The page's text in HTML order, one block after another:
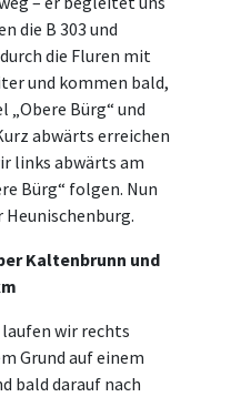
die B 303 und
die Fluren mit
und kommen bald,
„Obere Bürg“ und
abwärts erreichen
links abwärts am
Bürg“ folgen. Nun
Kaltenbrunn und
wir rechts
Grund auf einem
bald darauf nach